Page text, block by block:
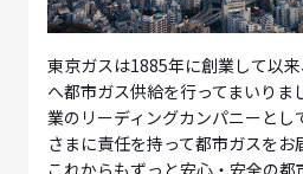
東京ガスは1885年に創業して以
へ都市ガス供給を行ってまいりま
業のリーディングカンパニーと
さまに責任を持って都市ガスをお